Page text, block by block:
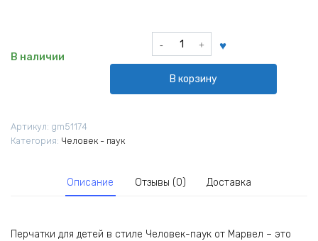
В наличии
Количество
товара
детские
Человек
В корзину
Артикул: gm51174
Категория: Человек - паук
Описание Отзывы (0) Доставка
Перчатки для детей в стиле Человек-паук от Марвел – это